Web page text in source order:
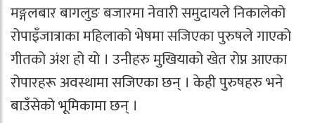
मङ्गलबार बागलुङ बजारमा नेवारी समुदायले निकालेको
रोपाइँजात्राका महिलाको भेषमा सजिएका पुरुषले गाएको
गीतको अंश हो यो । उनीहरु मुखियाको खेत रोप्न आएका
रोपारहरू अवस्थामा सजिएका छन् । केही पुरुषहरु भने
बाउँसेको भूमिकामा छन् ।